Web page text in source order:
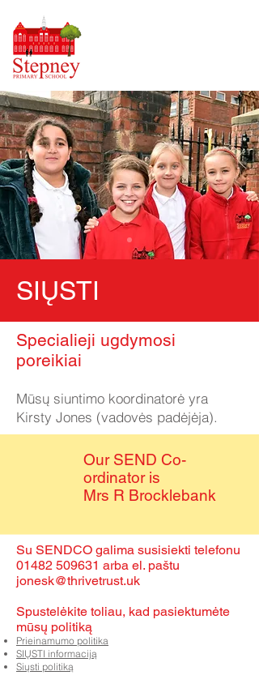
SIŲSTI
Specialieji ugdymosi
poreikiai
Mūsų siuntimo koordinatorė yra
Kirsty Jones (vadovės padėjėja).
Our SEND Co-
ordinator is
Mrs R Brocklebank
Su SENDCO galima susisiekti telefonu
01482 509631 arba el. paštu
jonesk@thrivetrust.uk
Spustelėkite toliau, kad pasiektumėte
mūsų politiką
Prieinamumo politika
SIŲSTI informaciją
Siųsti politiką